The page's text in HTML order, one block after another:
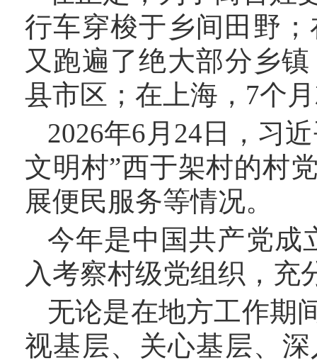
行车穿梭于乡间田野
又跑遍了绝大部分乡
县市区；在上海，7个
2026年6月24日，习
文明村”西于架村的村
展便民服务等情况。
今年是中国共产党成
入考察村级党组织，充
无论是在地方工作期
视基层、关心基层、